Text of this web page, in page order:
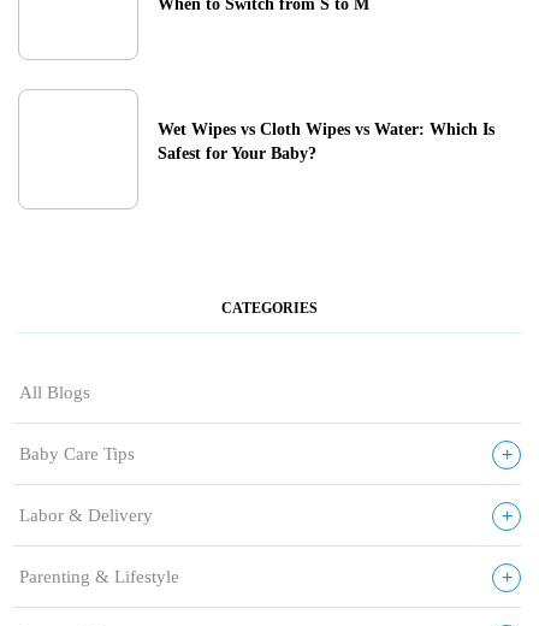
When to Switch from S to M
Wet Wipes vs Cloth Wipes vs Water: Which Is
Safest for Your Baby?
CATEGORIES
All Blogs
Baby Care Tips +
Labor & Delivery +
Parenting & Lifestyle +